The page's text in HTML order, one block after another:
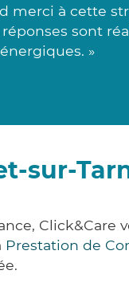
merci à cette
sont
»
sur-
Click&Care
Prestation de